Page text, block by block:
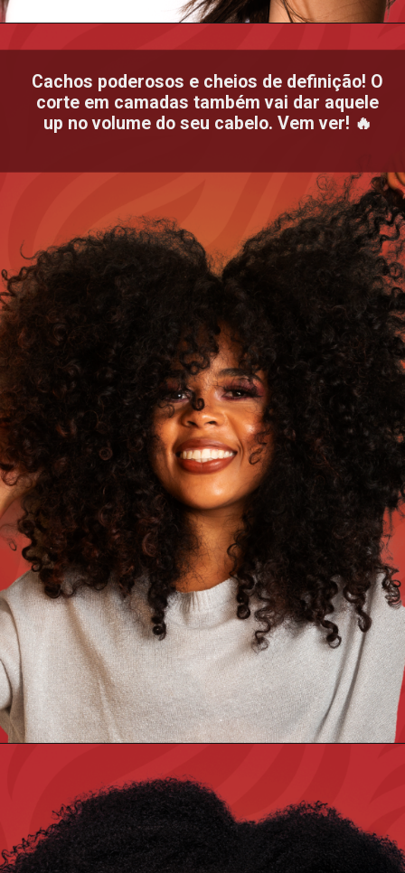
Cachos poderosos e cheios de definição! O
corte em camadas também vai dar aquele
up no volume do seu cabelo. Vem ver! 🔥